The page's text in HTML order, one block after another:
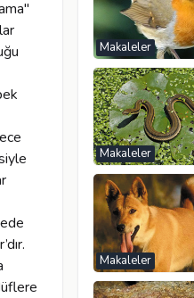
Makaleler
Makaleler
Makaleler